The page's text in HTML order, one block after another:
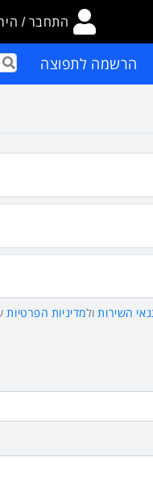
התחבר /
הרשמה לתפוצה
השירותולמדיניות הפרטיות